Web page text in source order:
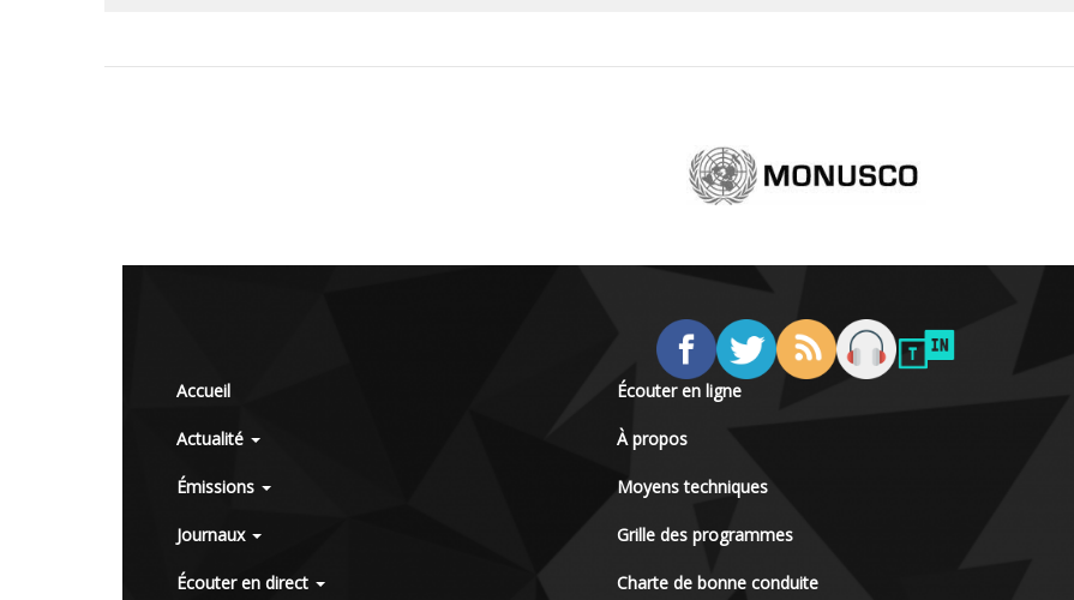
Accueil
Actualité
Émissions
Journaux
Écouter en direct
Écouter en ligne
À propos
Moyens techniques
Grille des programmes
Charte de bonne conduite